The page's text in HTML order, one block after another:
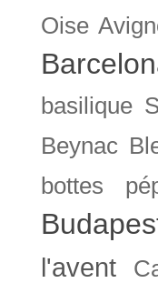
Oise
basilique
Beynac
bottes
l'avent